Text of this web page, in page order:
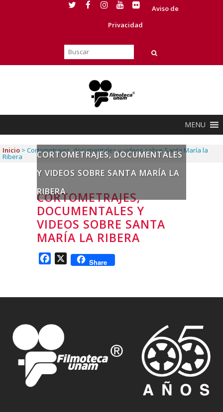
Aviso de
Privacidad
MENU
CORTOMETRAJES, DOCUMENTALES
Y VIDEOS SOBRE SANTA MARÍA LA
RIBERA
Inicio > Cortometrajes, documentales y videos sobre Santa María la
Ribera
CORTOMETRAJES,
DOCUMENTALES Y
VIDEOS SOBRE SANTA
MARÍA LA RIBERA
Facebook
X Share